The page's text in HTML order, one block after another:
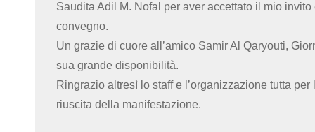
Saudita Adil M. Nofal per aver accettato il mio
convegno.
Un grazie di cuore all’amico Samir Al Qaryouti,
sua grande disponibilità.
Ringrazio altresì lo staff e l’organizzazione tutta
riuscita della manifestazione.